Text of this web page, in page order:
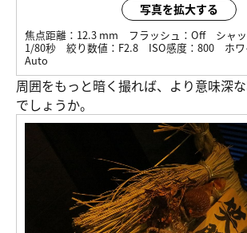
写真を拡大する
焦点距離： 12.3 mm フラッシュ： Off
シャ
1/80秒
絞り数値： F2.8 ISO感度： 800
ホ
Auto
周囲をもっと暗く撮れば、より意味深
でしょうか。